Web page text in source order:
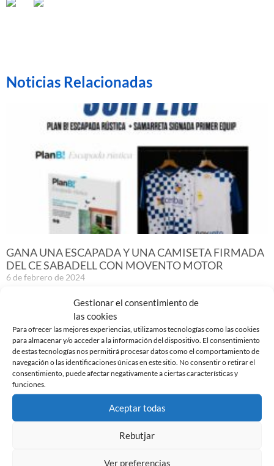
Gestionar el consentimiento de
las cookies
Para ofrecer las mejores experiencias, utilizamos tecnologías como las cookies
para almacenar y/o acceder a la información del dispositivo. El consentimiento
de estas tecnologías nos permitirá procesar datos como el comportamiento de
navegación o las identificaciones únicas en este sitio. No consentir o retirar el
consentimiento, puede afectar negativamente a ciertas características y
funciones.
Aceptar todas
Rebutjar
Ver preferencias
Noticias Relacionadas
GANA UNA ESCAPADA Y UNA CAMISETA FIRMADA
DEL CE SABADELL CON MOVENTO MOTOR
6 de febrero de 2024